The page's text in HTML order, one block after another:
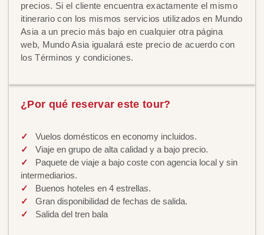
precios. Si el cliente encuentra exactamente el mismo
itinerario con los mismos servicios utilizados en Mundo
Asia a un precio más bajo en cualquier otra página
web, Mundo Asia igualará este precio de acuerdo con
los Términos y condiciones.
¿Por qué reservar este tour?
Vuelos domésticos en economy incluidos.
Viaje en grupo de alta calidad y a bajo precio.
Paquete de viaje a bajo coste con agencia local y sin
intermediarios.
Buenos hoteles en 4 estrellas.
Gran disponibilidad de fechas de salida.
Salida del tren bala